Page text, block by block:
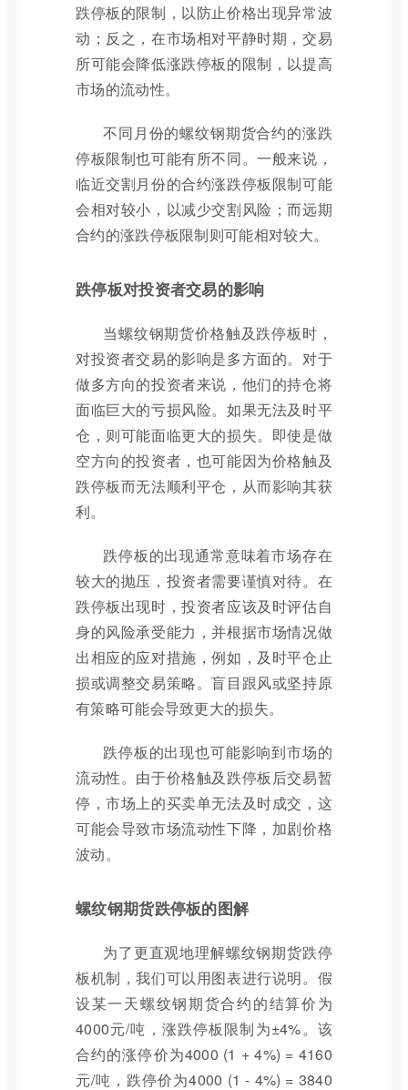
跌停板的限制，以防止价格出现异常波
动；反之，在市场相对平静时期，交易
所可能会降低涨跌停板的限制，以提高
市场的流动性。
不同月份的螺纹钢期货合约的涨跌
停板限制也可能有所不同。一般来说，
临近交割月份的合约涨跌停板限制可能
会相对较小，以减少交割风险；而远期
合约的涨跌停板限制则可能相对较大。
跌停板对投资者交易的影响
当螺纹钢期货价格触及跌停板时，
对投资者交易的影响是多方面的。对于
做多方向的投资者来说，他们的持仓将
面临巨大的亏损风险。如果无法及时平
仓，则可能面临更大的损失。即使是做
空方向的投资者，也可能因为价格触及
跌停板而无法顺利平仓，从而影响其获
利。
跌停板的出现通常意味着市场存在
较大的抛压，投资者需要谨慎对待。在
跌停板出现时，投资者应该及时评估自
身的风险承受能力，并根据市场情况做
出相应的应对措施，例如，及时平仓止
损或调整交易策略。盲目跟风或坚持原
有策略可能会导致更大的损失。
跌停板的出现也可能影响到市场的
流动性。由于价格触及跌停板后交易暂
停，市场上的买卖单无法及时成交，这
可能会导致市场流动性下降，加剧价格
波动。
螺纹钢期货跌停板的图解
为了更直观地理解螺纹钢期货跌停
板机制，我们可以用图表进行说明。假
设某一天螺纹钢期货合约的结算价为
4000元/吨，涨跌停板限制为±4%。该
合约的涨停价为4000 (1 + 4%) = 4160
元/吨，跌停价为4000 (1 - 4%) = 3840